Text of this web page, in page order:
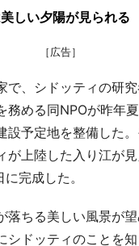
しい夕陽が見られる
［広告］
、シドッティの研
務める同NPOが昨年
設予定地を整備した
が上陸した入り江が
完成した。
ちる美しい風景が
シドッティのことを